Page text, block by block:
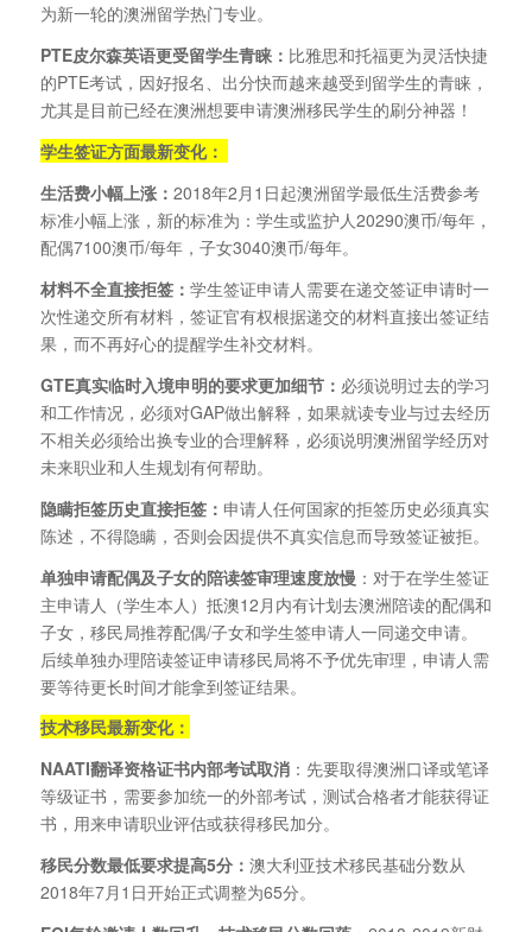
为新一轮的澳洲留学热门专业。
PTE皮尔森英语更受留学生青睐： 比雅思和托福更为灵活快捷
的PTE考试，因好报名、出分快而越来越受到留学生的青睐，
尤其是目前已经在澳洲想要申请澳洲移民学生的刷分神器！
学生签证方面最新变化：
生活费小幅上涨： 2018年2月1日起澳洲留学最低生活费参考
标准小幅上涨，新的标准为：学生或监护人20290澳币/每年，
配偶7100澳币/每年，子女3040澳币/每年。
材料不全直接拒签： 学生签证申请人需要在递交签证申请时一
次性递交所有材料，签证官有权根据递交的材料直接出签证结
果，而不再好心的提醒学生补交材料。
GTE真实临时入境申明的要求更加细节： 必须说明过去的学习
和工作情况，必须对GAP做出解释，如果就读专业与过去经历
不相关必须给出换专业的合理解释，必须说明澳洲留学经历对
未来职业和人生规划有何帮助。
隐瞒拒签历史直接拒签： 申请人任何国家的拒签历史必须真实
陈述，不得隐瞒，否则会因提供不真实信息而导致签证被拒。
单独申请配偶及子女的陪读签审理速度放慢 ：对于在学生签证
主申请人（学生本人）抵澳12月内有计划去澳洲陪读的配偶和
子女，移民局推荐配偶/子女和学生签申请人一同递交申请。
后续单独办理陪读签证申请移民局将不予优先审理，申请人需
要等待更长时间才能拿到签证结果。
技术移民最新变化：
NAATI翻译资格证书内部考试取消：先要取得澳洲口译或笔译
等级证书，需要参加统一的外部考试，测试合格者才能获得证
书，用来申请职业评估或获得移民加分。
移民分数最低要求提高5分： 澳大利亚技术移民基础分数从
2018年7月1日开始正式调整为65分。